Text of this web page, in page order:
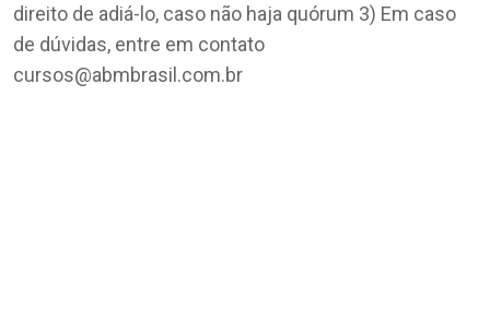
direito de adiá-lo, caso não haja quórum 3) Em caso
de dúvidas, entre em contato
cursos@abmbrasil.com.br